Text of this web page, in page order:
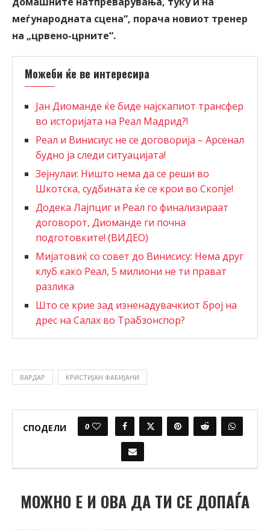
меѓународната сцена“, порача новиот тренер
на „црвено-црните“.
Можеби ќе ве интересира
Јан Диоманде ќе биде најскапиот трансфер
во историјата на Реал Мадрид?!
Реал и Винисиус не се договорија – Арсенал
будно ја следи ситуацијата!
Зејнулаи: Ништо нема да се реши во
Шкотска, судбината ќе се крои во Скопје!
Додека Лајпциг и Реал го финализираат
договорот, Диоманде ги почна
подготовките! (ВИДЕО)
Мијатовиќ со совет до Винисису: Нема друг
клуб како Реал, 5 милиони не ти прават
разлика
Што се крие зад изненадувачкиот број на
дрес на Салах во Трабзонспор?
ВАРДАР КРИСТИЈАН ФАБИЈАНИ
СПОДЕЛИ 0
МОЖНО Е И ОВА ДА ТИ СЕ ДОПАЃА